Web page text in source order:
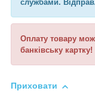
службами.
Оплату товару
банківську картку!
Приховати